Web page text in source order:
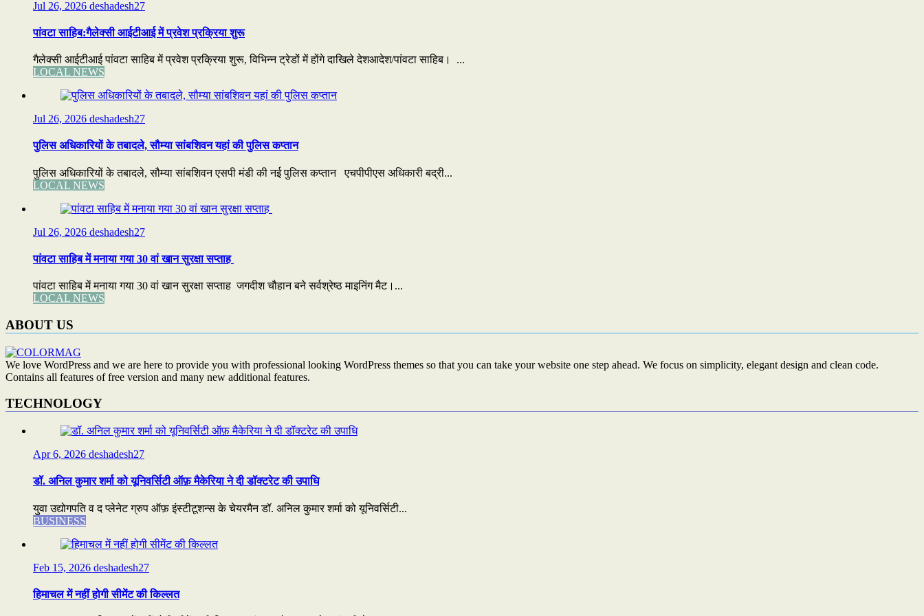
Jul 26, 2026 deshadesh27
पांवटा साहिब:गैलेक्सी आईटीआई में प्रवेश प्रक्रिया शुरू
गैलेक्सी आईटीआई पांवटा साहिब में प्रवेश प्रक्रिया शुरू, विभिन्न ट्रेडों में होंगे दाखिले देशआदेश/पांवटा साहिब। ...
LOCAL NEWS
Jul 26, 2026 deshadesh27
पुलिस अधिकारियों के तबादले, सौम्या सांबशिवन यहां की पुलिस कप्तान
पुलिस अधिकारियों के तबादले, सौम्या सांबशिवन एसपी मंडी की नई पुलिस कप्तान एचपीपीएस अधिकारी बद्री...
LOCAL NEWS
Jul 26, 2026 deshadesh27
पांवटा साहिब में मनाया गया 30 वां खान सुरक्षा सप्ताह
पांवटा साहिब में मनाया गया 30 वां खान सुरक्षा सप्ताह जगदीश चौहान बने सर्वश्रेष्ठ माइनिंग मैट।...
LOCAL NEWS
ABOUT US
We love WordPress and we are here to provide you with professional looking WordPress themes so that you can take your website one step ahead. We focus on simplicity, elegant design and clean code.
Contains all features of free version and many new additional features.
TECHNOLOGY
Apr 6, 2026 deshadesh27
डॉ. अनिल कुमार शर्मा को यूनिवर्सिटी ऑफ़ मैकेरिया ने दी डॉक्टरेट की उपाधि
युवा उद्योगपति व द प्लेनेट ग्रुप ऑफ़ इंस्टीटूशन्स के चेयरमैन डॉ. अनिल कुमार शर्मा को यूनिवर्सिटी...
BUSINESS
Feb 15, 2026 deshadesh27
हिमाचल में नहीं होगी सीमेंट की किल्लत